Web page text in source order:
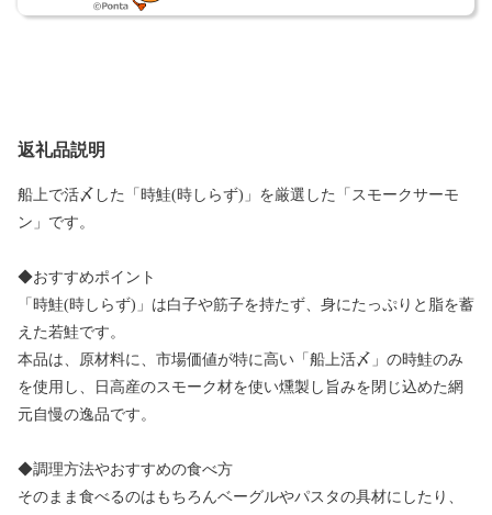
返礼品説明
船上で活〆した「時鮭(時しらず)」を厳選した「スモークサーモ
ン」です。
◆おすすめポイント
「時鮭(時しらず)」は白子や筋子を持たず、身にたっぷりと脂を蓄
えた若鮭です。
本品は、原材料に、市場価値が特に高い「船上活〆」の時鮭のみ
を使用し、日高産のスモーク材を使い燻製し旨みを閉じ込めた網
元自慢の逸品です。
◆調理方法やおすすめの食べ方
そのまま食べるのはもちろんベーグルやパスタの具材にしたり、